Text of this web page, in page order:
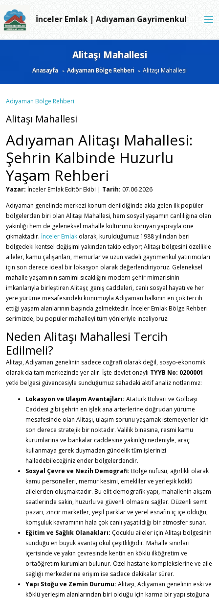
İnceler Emlak | Adıyaman Gayrimenkul
Alitaşı Mahallesi
Anasayfa Adıyaman Bölge Rehberi Alitaşı Mahallesi
Adıyaman Bölge Rehberi
Alitaşı Mahallesi
Adıyaman Alitaşı Mahallesi:
Şehrin Kalbinde Huzurlu
Yaşam Rehberi
Yazar: İnceler Emlak Editör Ekibi | Tarih: 07.06.2026
Adıyaman genelinde merkezi konum denildiğinde akla gelen ilk popüler
bölgelerden biri olan Alitaşı Mahallesi, hem sosyal yaşamın canlılığına olan
yakınlığı hem de geleneksel mahalle kültürünü koruyan yapısıyla öne
çıkmaktadır. İnceler Emlak olarak, kurulduğumuz 1988 yılından beri
bölgedeki kentsel değişimi yakından takip ediyor; Alitaşı bölgesini özellikle
aileler, kamu çalışanları, memurlar ve uzun vadeli gayrimenkul yatırımcıları
için son derece ideal bir lokasyon olarak değerlendiriyoruz. Geleneksel
mahalle yaşamının samimi sıcaklığını modern şehir mimarisinin
imkanlarıyla birleştiren Alitaşı; geniş caddeleri, canlı sosyal hayatı ve her
yere yürüme mesafesindeki konumuyla Adıyaman halkının en çok tercih
ettiği yaşam alanlarının başında gelmektedir. İnceler Emlak Bölge Rehberi
serimizde, bu popüler mahalleyi tüm yönleriyle inceliyoruz.
Neden Alitaşı Mahallesi Tercih
Edilmeli?
Alitaşı, Adıyaman genelinin sadece coğrafi olarak değil, sosyo-ekonomik
olarak da tam merkezinde yer alır. İşte devlet onaylı TYYB No: 0200001
yetki belgesi güvencesiyle sunduğumuz sahadaki aktif analiz notlarımız:
Lokasyon ve Ulaşım Avantajları: Atatürk Bulvarı ve Gölbaşı
Caddesi gibi şehrin en işlek ana arterlerine doğrudan yürüme
mesafesinde olan Alitaşı, ulaşım sorunu yaşamak istemeyenler için
son derece stratejik bir noktadır. Valilik binasına, resmi kamu
kurumlarına ve bankalar caddesine yakınlığı nedeniyle, araç
kullanmaya gerek duymadan gündelik tüm işlerinizi
halledebileceğiniz ender bölgelerdendir.
Sosyal Çevre ve Nezih Demografi: Bölge nüfusu, ağırlıklı olarak
kamu personelleri, memur kesimi, emekliler ve yerleşik köklü
ailelerden oluşmaktadır. Bu elit demografik yapı, mahallenin akşam
saatlerinde sakin, huzurlu ve güvenli olmasını sağlar. Düzenli semt
pazarı, zincir marketler, yeşil parklar ve yerel esnafın iç içe olduğu,
komşuluk kavramının hala çok canlı yaşatıldığı bir atmosfer sunar.
Eğitim ve Sağlık Olanakları: Çocuklu aileler için Alitaşı bölgesinin
sunduğu en büyük avantaj okul çeşitliliğidir. Mahalle sınırları
içerisinde ve yakın çevresinde kentin en köklü ilköğretim ve
ortaöğretim kurumları bulunur. Özel hastane komplekslerine ve aile
sağlığı merkezlerine erişim ise sadece dakikalar sürer.
Yapı Stoğu ve Zemin Durumu: Alitaşı, Adıyaman genelinin eski ve
köklü yerleşim alanlarından biri olduğu için karma bir yapı stoğuna